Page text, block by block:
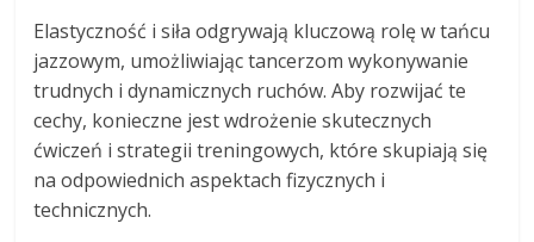
Elastyczność i siła odgrywają kluczową rolę w tańcu
jazzowym, umożliwiając tancerzom wykonywanie
trudnych i dynamicznych ruchów. Aby rozwijać te
cechy, konieczne jest wdrożenie skutecznych
ćwiczeń i strategii treningowych, które skupiają się
na odpowiednich aspektach fizycznych i
technicznych.